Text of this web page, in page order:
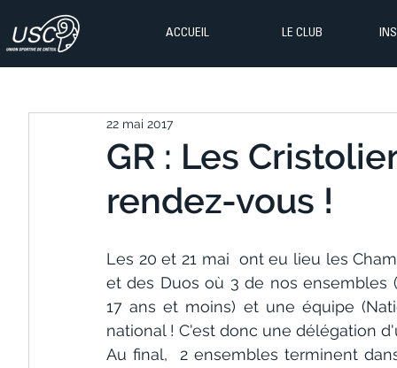
ACCUEIL LE CLUB
GR : Les
rendez-vous !
22 mai 2017
Les 20 et 21 mai  ont eu lieu les
et des Duos où 3 de nos ensembles
17 ans et moins) et une équipe
national ! C'est donc une délégation
Au final,  2 ensembles terminent